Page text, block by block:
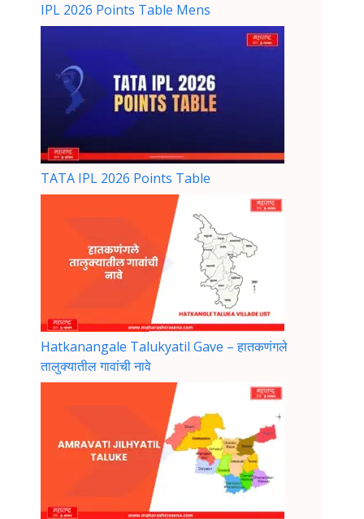
IPL 2026 Points Table Mens
TATA IPL 2026 Points Table
Hatkanangale Talukyatil Gave – हातकणंगले
तालुक्यातील गावांची नावे